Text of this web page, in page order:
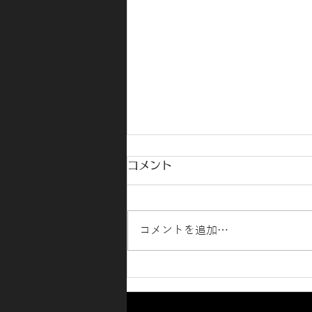
ハイエースコートテクト＆ピ
コメント
コメントを追加…